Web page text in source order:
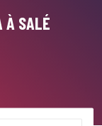
À SALÉ